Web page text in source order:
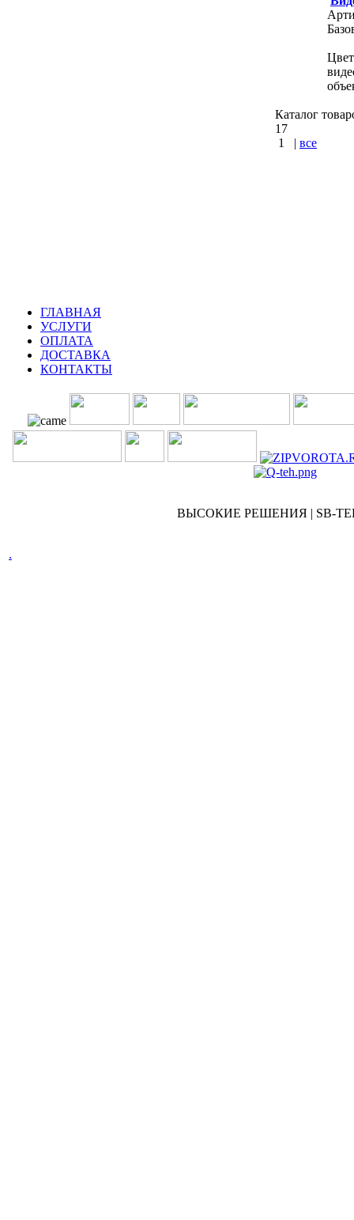
Каталог
17
1
| все
ГЛАВНАЯ
УСЛУГИ
ОПЛАТА
ДОСТАВКА
КОНТАКТЫ
ВЫСОКИЕ РЕШЕНИЯ | SB-TEH
.